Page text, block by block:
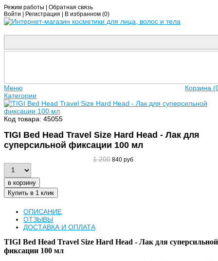
Режим работы
Обратная связь
Войти
Регистрация В избранном (0)
Корзина
Меню
Категории
Код товара: 45055
TIGI Bed Head Travel Size Hard Head - Лак для
суперсильной фиксации 100 мл
1 200840 руб
в корзину
Купить в 1 клик
ОПИСАНИЕ
ОТЗЫВЫ
ДОСТАВКА И ОПЛАТА
TIGI Bed Head Travel Size Hard Head - Лак для суперсильной
фиксации 100 мл